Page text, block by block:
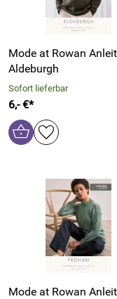
Mode at Rowan
Aldeburgh
Sofort lieferbar
6,- €*
Mode at Rowan